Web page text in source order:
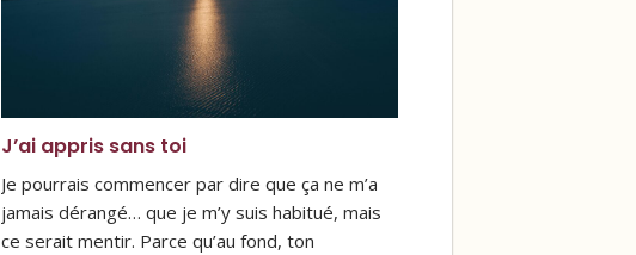
J’ai appris sans toi
Je pourrais commencer par dire que ça ne m’a
jamais dérangé… que je m’y suis habitué, mais
ce serait mentir. Parce qu’au fond, ton